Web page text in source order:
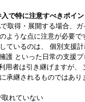
入で特に注意すべきポイン
取得・展開する場合、ガ
ような点に注意が必要で
ているのは、 個別支援
護 といった日常の支援
用者は引き継げますが、
承継されるものではあり
取れていない